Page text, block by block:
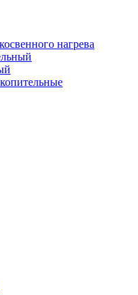
нагрева